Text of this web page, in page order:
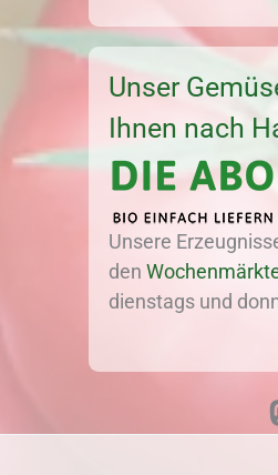
Unser
Ihnen nach
Unsere
den
dienstags und